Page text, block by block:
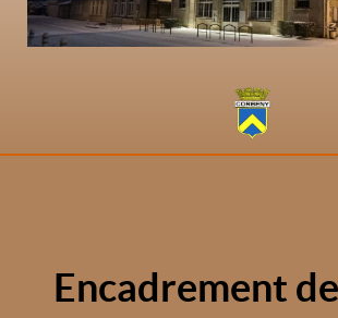
Encadrement